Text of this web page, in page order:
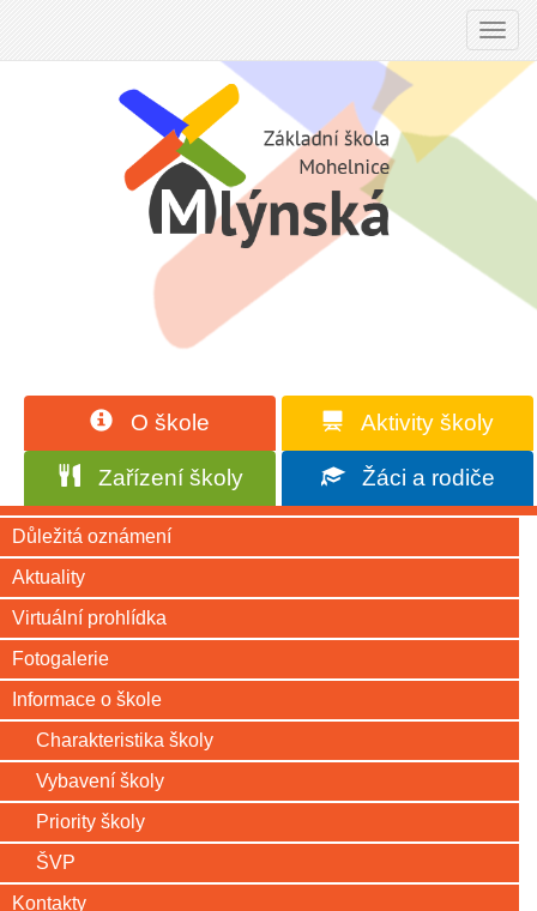
O škole Aktivity školy
Zařízení školy Žáci a rodiče
Důležitá oznámení
Aktuality
Virtuální prohlídka
Fotogalerie
Informace o škole
Charakteristika školy
Vybavení školy
Priority školy
ŠVP
Kontakty